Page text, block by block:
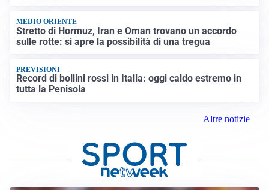
MEDIO ORIENTE
Stretto di Hormuz, Iran e Oman trovano un accordo
sulle rotte: si apre la possibilità di una tregua
PREVISIONI
Record di bollini rossi in Italia: oggi caldo estremo in
tutta la Penisola
Altre notizie